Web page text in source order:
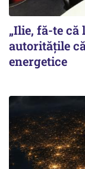
„Ilie, fă-te că
autoritățile
energetice